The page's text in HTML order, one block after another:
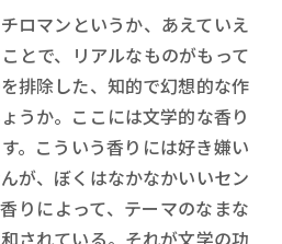
ロマンというか、あえていえ
とで、リアルなものがもって
排除した、知的で幻想的な作
うか。ここには文学的な香り
。こういう香りには好き嫌い
が、ぼくはなかなかいいセン
りによって、テーマのなまな
されている。それが文学の功